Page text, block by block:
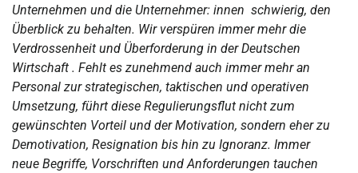
Unternehmen und die Unternehmer: innen schwierig, den
Überblick zu behalten. Wir verspüren immer mehr die
Verdrossenheit und Überforderung in der Deutschen
Wirtschaft . Fehlt es zunehmend auch immer mehr an
Personal zur strategischen, taktischen und operativen
Umsetzung, führt diese Regulierungsflut nicht zum
gewünschten Vorteil und der Motivation, sondern eher zu
Demotivation, Resignation bis hin zu Ignoranz. Immer
neue Begriffe, Vorschriften und Anforderungen tauchen